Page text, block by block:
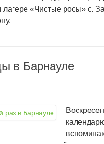
«Чистые росы» с.
в Барнауле